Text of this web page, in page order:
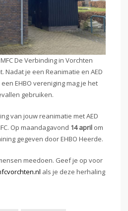
De Verbinding in Vorchten
Nadat je een Reanimatie en AED
EHBO vereniging mag je het
gebruiken.
van jouw reanimatie met AED
Op maandagavond 14 april om
gegeven door EHBO Heerde.
meedoen. Geef je op voor
als je deze herhaling